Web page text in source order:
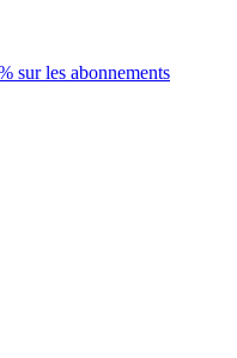
sur les abonnements